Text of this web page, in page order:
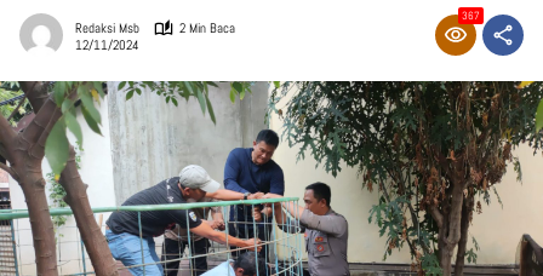
Redaksi Msb
2 Min Baca
12/11/2024
367